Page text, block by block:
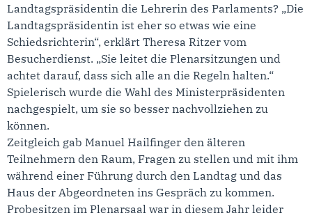
Landtagspräsidentin die Lehrerin des Parlaments? „Die
Landtagspräsidentin ist eher so etwas wie eine
Schiedsrichterin“, erklärt Theresa Ritzer vom
Besucherdienst. „Sie leitet die Plenarsitzungen und
achtet darauf, dass sich alle an die Regeln halten.“
Spielerisch wurde die Wahl des Ministerpräsidenten
nachgespielt, um sie so besser nachvollziehen zu
können.
Zeitgleich gab Manuel Hailfinger den älteren
Teilnehmern den Raum, Fragen zu stellen und mit ihm
während einer Führung durch den Landtag und das
Haus der Abgeordneten ins Gespräch zu kommen.
Probesitzen im Plenarsaal war in diesem Jahr leider